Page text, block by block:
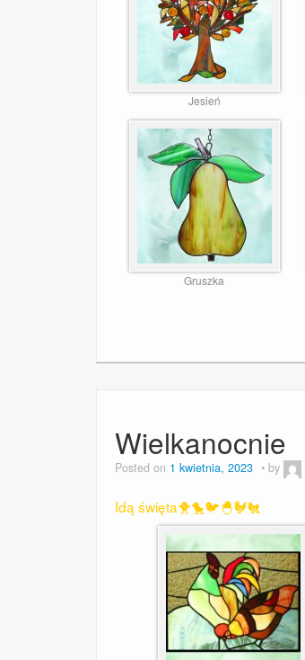
Jesień
Gruszka
Wielkanocnie
Posted on 1 kwietnia, 2023 by
Idą święta🐥🐤🐦🐣🐓🐔